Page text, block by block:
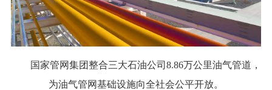
国家管网集团整合三大石油公司8.86万公里油气管道，
为油气管网基础设施向全社会公平开放。